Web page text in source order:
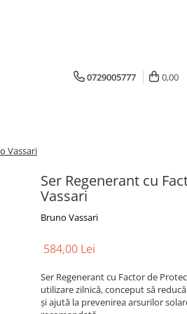
0729005777 0,00
Vassari
Ser Regenerant cu
Vassari
Bruno Vassari
584,00 Lei
Ser Regenerant cu Factor de
utilizare zilnică, conceput să
și ajută la prevenirea arsurilor